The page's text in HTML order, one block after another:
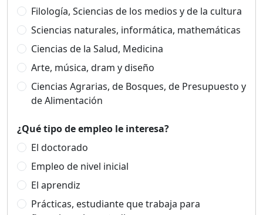
Filología, Sciencias de los medios y de la cultura
Sciencias naturales, informática, mathemáticas
Ciencias de la Salud, Medicina
Arte, música, dram y diseño
Ciencias Agrarias, de Bosques, de Presupuesto y
de Alimentación
¿Qué tipo de empleo le interesa?
El doctorado
Empleo de nivel inicial
El aprendiz
Prácticas, estudiante que trabaja para